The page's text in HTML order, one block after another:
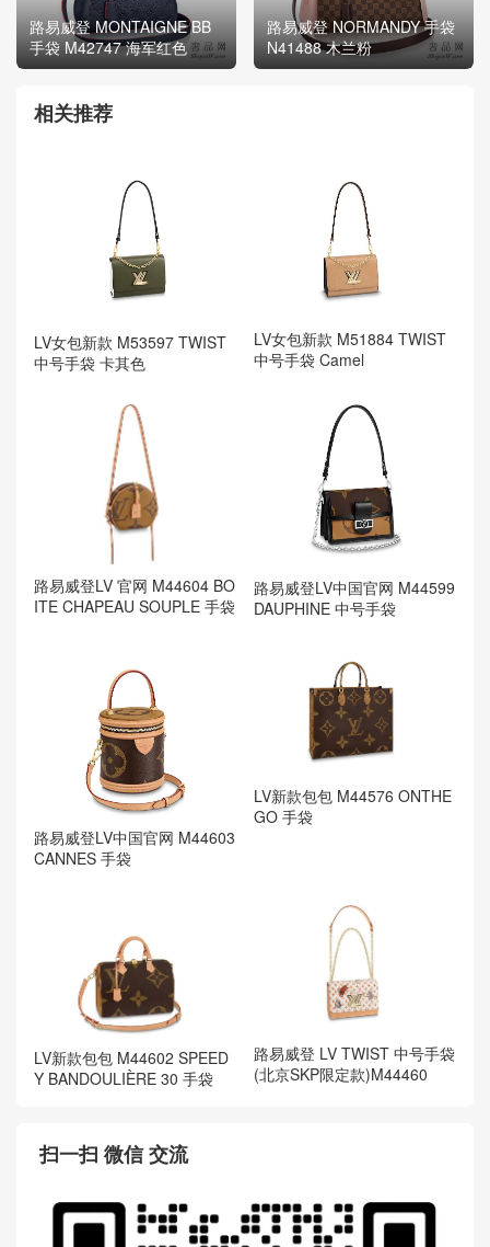
路易威登 MONTAIGNE BB
手袋 M42747 海军红色
路易威登 NORMANDY 手袋
N41488 木兰粉
相关推荐
LV女包新款 M53597 TWIST
中号手袋 卡其色
LV女包新款 M51884 TWIST
中号手袋 Camel
路易威登LV 官网 M44604 BO
ITE CHAPEAU SOUPLE 手袋
路易威登LV中国官网 M44599
DAUPHINE 中号手袋
路易威登LV中国官网 M44603
CANNES 手袋
LV新款包包 M44576 ONTHE
GO 手袋
LV新款包包 M44602 SPEED
Y BANDOULIÈRE 30 手袋
路易威登 LV TWIST 中号手袋
(北京SKP限定款)M44460
扫一扫 微信 交流